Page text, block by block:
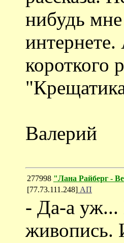
нибудь
короткого
Валерий
277998 "Лана Райберг -
[77.73.111.248] АП
- Да-а уж...
живопись.